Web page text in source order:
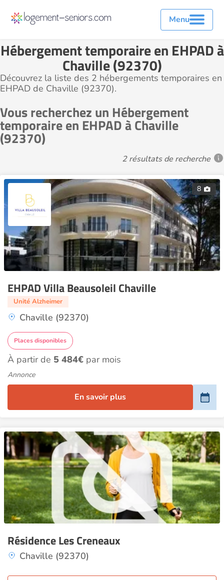
Menu
Hébergement temporaire en EHPAD à
Chaville (92370)
Découvrez la liste des 2 hébergements temporaires en
EHPAD de Chaville (92370).
Vous recherchez un Hébergement
temporaire en EHPAD à Chaville
(92370)
2 résultats de recherche
8
EHPAD Villa Beausoleil Chaville
Unité Alzheimer
Chaville (92370)
Places disponibles
À partir de 5 484€ par mois
Annonce
En savoir plus
Résidence Les Creneaux
Chaville (92370)